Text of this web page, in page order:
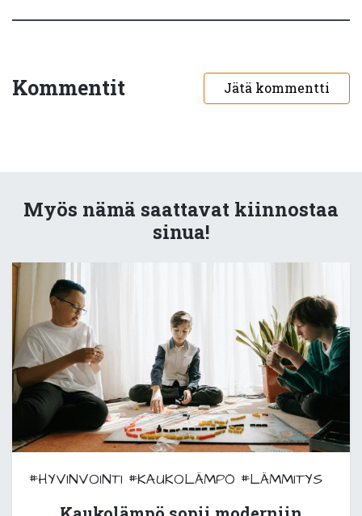
Kommentit Jätä kommentti
Myös nämä saattavat kiinnostaa
sinua!
#HYVINVOINTI #KAUKOLÄMPÖ #LÄMMITYS